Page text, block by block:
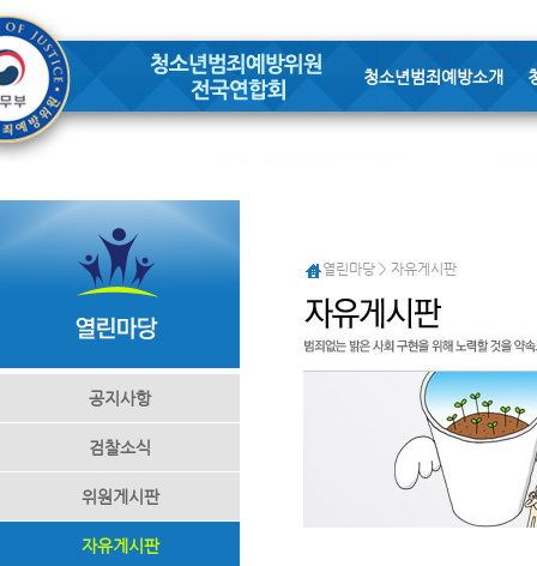
청소년범죄예방소개
공지사항
검찰소식
위원게시판
자유게시판
열린마당 > 자유게시판